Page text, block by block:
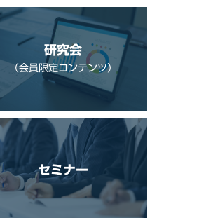
研究会
（会員限定コンテンツ）
セミナー